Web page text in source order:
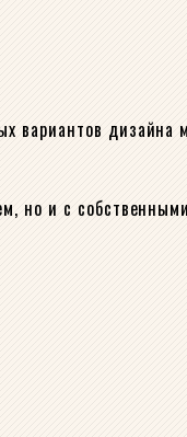
вариантов дизайна
но и с